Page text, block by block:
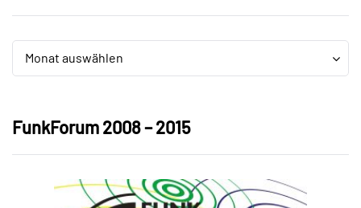
Archiv
Monat auswählen
Archiv
FunkForum 2008 – 2015